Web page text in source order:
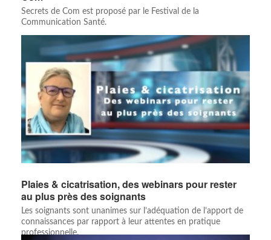
Secrets de Com est proposé par le Festival de la
Communication Santé.
Plaies & cicatrisation, des webinars pour rester
au plus près des soignants
Les soignants sont unanimes sur l’adéquation de l’apport de
connaissances par rapport à leur attentes en pratique
professionnelle.